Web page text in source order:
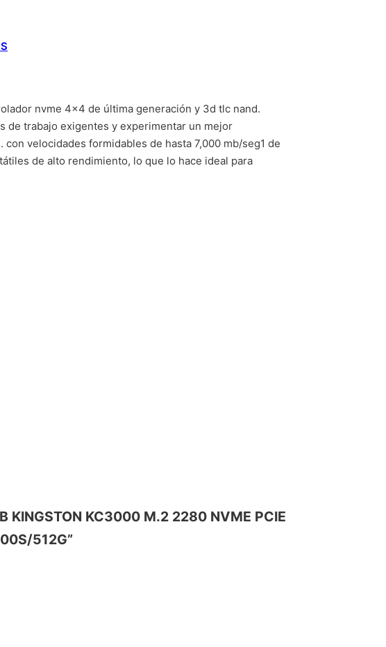
nvme 4×4 de última generación y 3d tlc nand.
de trabajo exigentes y experimentar un mejor
velocidades formidables de hasta 7,000 mb/seg1 de
de alto rendimiento, lo que lo hace ideal para
KINGSTON KC3000 M.2 2280 NVME PCIE
512G”